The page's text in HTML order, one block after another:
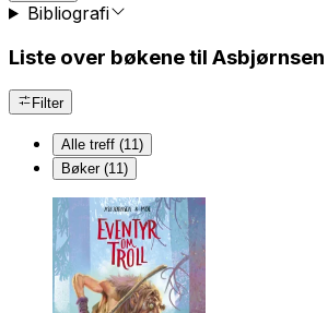
Bibliografi
Liste over bøkene til
Filter
Alle treff (11)
Bøker (11)